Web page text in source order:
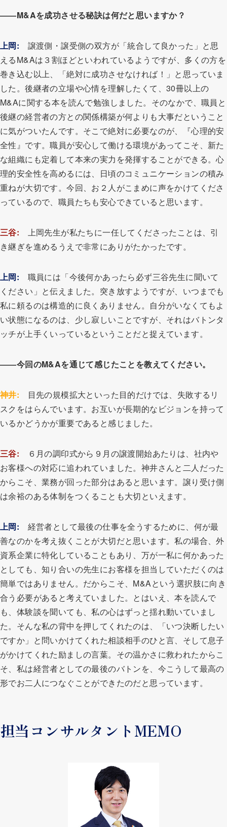
――M&Aを成功させる秘訣は何だと思いますか？
上岡: 譲渡側・譲受側の双方が「統合して良かった」と思
えるM&Aは３割ほどといわれているようですが、多くの方を
巻き込む以上、「絶対に成功させなければ！」と思っていま
した。後継者の立場や心情を理解したくて、30冊以上の
M&Aに関する本を読んで勉強しました。そのなかで、職員と
後継の経営者の方との関係構築が何よりも大事だということ
に気がついたんです。そこで絶対に必要なのが、『心理的安
全性』です。職員が安心して働ける環境があってこそ、新た
な組織にも定着して本来の実力を発揮することができる。心
理的安全性を高めるには、日頃のコミュニケーションの積み
重ねが大切です。今回、お２人がこまめに声をかけてくださ
っているので、職員たちも安心できていると思います。
三谷: 上岡先生が私たちに一任してくださったことは、引
き継ぎを進めるうえで非常にありがたかったです。
上岡: 職員には「今後何かあったら必ず三谷先生に聞いて
ください」と伝えました。突き放すようですが、いつまでも
私に頼るのは構造的に良くありません。自分がいなくてもよ
い状態になるのは、少し寂しいことですが、それはバトンタ
ッチが上手くいっているということだと捉えています。
――今回のM&Aを通じて感じたことを教えてください。
神井: 目先の規模拡大といった目的だけでは、失敗するリ
スクをはらんでいます。お互いが長期的なビジョンを持って
いるかどうかが重要であると感じました。
三谷: ６月の調印式から９月の譲渡開始あたりは、社内や
お客様への対応に追われていました。神井さんと二人だった
からこそ、業務が回った部分はあると思います。譲り受け側
は余裕のある体制をつくることも大切といえます。
上岡: 経営者として最後の仕事を全うするために、何が最
善なのかを考え抜くことが大切だと思います。私の場合、外
資系企業に特化していることもあり、万が一私に何かあった
としても、知り合いの先生にお客様を担当していただくのは
簡単ではありません。だからこそ、M&Aという選択肢に向き
合う必要があると考えていました。とはいえ、本を読んで
も、体験談を聞いても、私の心はずっと揺れ動いていまし
た。そんな私の背中を押してくれたのは、「いつ決断したい
ですか」と問いかけてくれた相談相手のひと言、そして息子
がかけてくれた励ましの言葉。その温かさに救われたからこ
そ、私は経営者としての最後のバトンを、今こうして最高の
形でお二人につなぐことができたのだと思っています。
担当コンサルタントMEMO